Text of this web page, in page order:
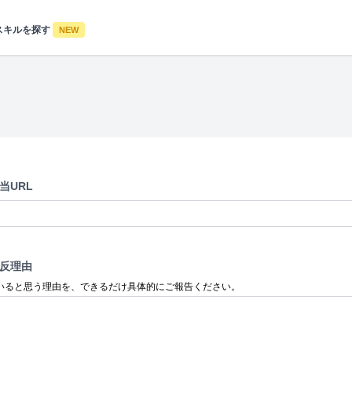
キルを探す NEW
URL
理由
ると思う理由を、できるだけ具体的にご報告ください。